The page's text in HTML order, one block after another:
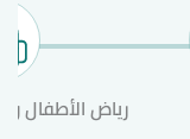
رياض الأطفال